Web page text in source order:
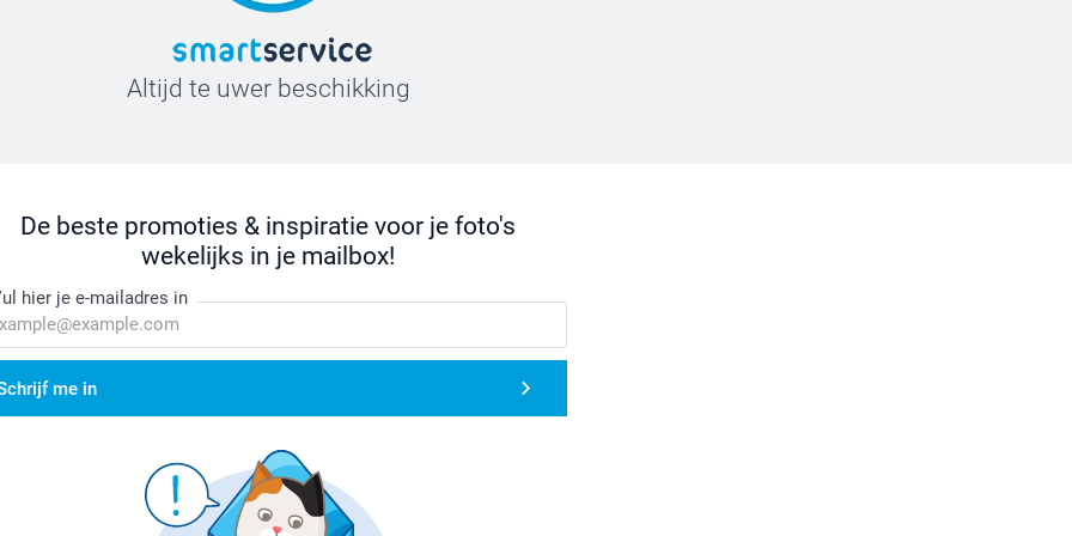
Altijd te uwer beschikking
De beste promoties & inspiratie voor je foto's
wekelijks in je mailbox!
hier je e-mailadres in
me in